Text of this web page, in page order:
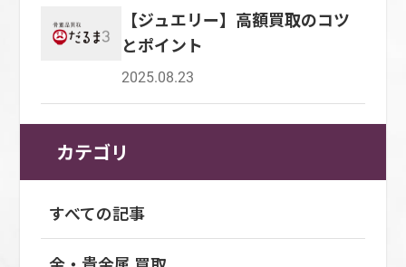
す。 郵送買取・郵送査定では、郵送によって
やりとりを進めていくのが特徴です。 そのた
め、自分の都合にあわせて買取を依頼でき、店
舗や訪問では必須となる、対面でのやり取りが
不要になるというメリットがあります。 郵送
買取・郵送査定を利用する場合、配送料を負担
してもらえるため、査定や買取のために費用が
かからないのも魅力だといえます。 しかし、
郵送買取・郵送査定では、対面ではないため適
切に査定が進められているのかを判断しにく
るのであれば、早めに査定を受けることをお勧
めします。 プラチナは、金よりも珍しいとさ
れるほど貴重なものです。 しかし、プラチナ
特徴があり、世界情勢の影響を受けやすいとい
う特徴を持ちます。 世界情勢が不安定な昨今
において、プラチナの相場は上昇傾向にあり、
景気、時代の変化などによって影響を受けやす
いプラチナは、今後の相場がどのように変動す
るかわかりません。 そのため、売却を検討し
きる限り揃えておくことが大切です。 簡単な
手入れをしておく 査定前に簡単な手入れをし
ておくことも、買取価格を上げるコツです。 同
じ宝石でも、汚れが付着した状態より、きれい
な状態の方が買取価格は上がります。 ジュエ
リーは、あまり使用していなくても劣化する可
能性があります。 さらに、身に着けると汗や皮
脂が付着し、その上からほこりが蓄積するので
に、日ごろから柔らかい布でこまめに拭いてお
くと良いでしょう。 普段のお手入れをしてい
れず買取価格が下がってしまう可能性があるで
しょう。 宝石を購入したときに受け取った鑑
定書や鑑別書は、捨てずに必ず保管しておいて
な影響を与えます。 宝石は身につけてその美
しさを楽しむことが多いため、見た目のきれい
さが査定でも重要視されます。 宝石は、日常
生活で身につけていると、意外と汚れが付着し
ば、皮脂汚れもついてしまうでしょう。 皮脂
としても効果的なため、投資家からは高い評価
を受けているのです。 金・貴金属買取におけ
る重要な4つのポイント 金・貴金属買取におい
ては、4つの重要なポイントがあります。 お手
持ちの金・貴金属製品の価値を知るためには、
ポイントを押さえることが大切です。 金の買
取価格相場 金・貴金属買取における重要なポ
は、1日で、1グラムあたり数百円の値動きをす
る場合もあるほどです。 つまり、売却する金の
【ジュエリー】高額買取のコツ
とポイント
2025.08.23
カテゴリ
すべての記事